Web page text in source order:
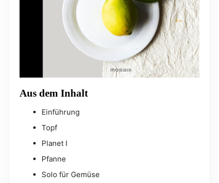
Aus dem Inhalt
Einführung
Topf
Planet I
Pfanne
Solo für Gemüse